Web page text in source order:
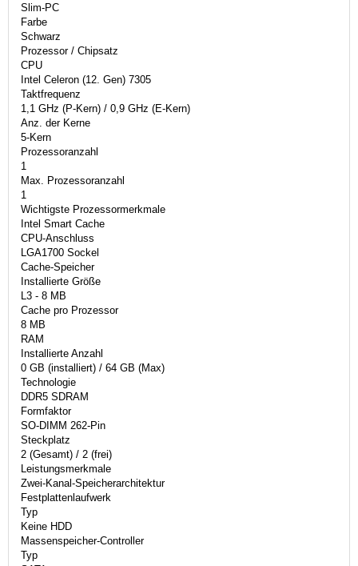
Slim-PC
Farbe
Schwarz
Prozessor / Chipsatz
CPU
Intel Celeron (12. Gen) 7305
Taktfrequenz
1,1 GHz (P-Kern) / 0,9 GHz (E-Kern)
Anz. der Kerne
5-Kern
Prozessoranzahl
1
Max. Prozessoranzahl
1
Wichtigste Prozessormerkmale
Intel Smart Cache
CPU-Anschluss
LGA1700 Sockel
Cache-Speicher
Installierte Größe
L3 - 8 MB
Cache pro Prozessor
8 MB
RAM
Installierte Anzahl
0 GB (installiert) / 64 GB (Max)
Technologie
DDR5 SDRAM
Formfaktor
SO-DIMM 262-Pin
Steckplatz
2 (Gesamt) / 2 (frei)
Leistungsmerkmale
Zwei-Kanal-Speicherarchitektur
Festplattenlaufwerk
Typ
Keine HDD
Massenspeicher-Controller
Typ